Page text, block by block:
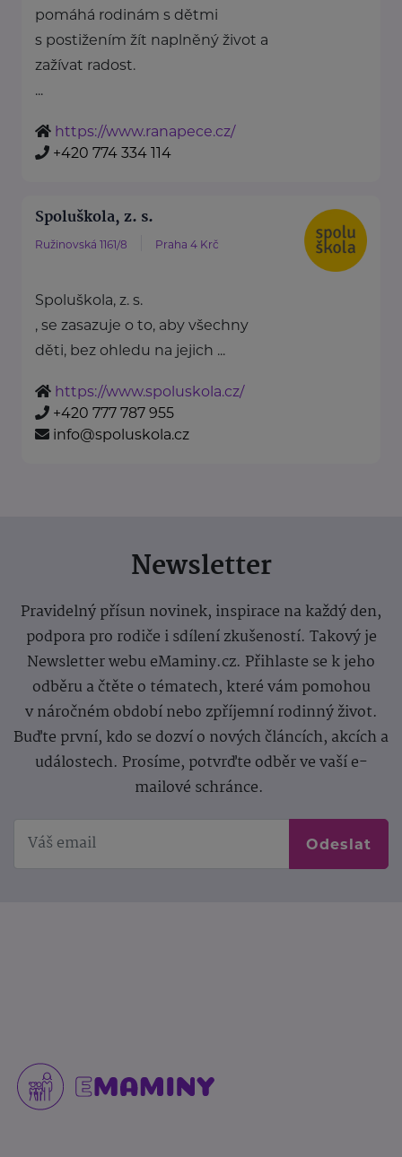
pomáhá rodinám s dětmi
s postižením žít naplněný život a
zažívat radost.
...
https://www.ranapece.cz/
+420 774 334 114
Spoluškola, z. s.
Ružinovská 1161/8 Praha 4 Krč
Spoluškola, z. s.
, se zasazuje o to, aby všechny
děti, bez ohledu na jejich ...
https://www.spoluskola.cz/
+420 777 787 955
info@spoluskola.cz
Newsletter
Pravidelný přísun novinek, inspirace na každý den,
podpora pro rodiče i sdílení zkušeností. Takový je
Newsletter webu eMaminy.cz. Přihlaste se k jeho
odběru a čtěte o tématech, které vám pomohou
v náročném období nebo zpříjemní rodinný život.
Buďte první, kdo se dozví o nových článcích, akcích a
událostech. Prosíme, potvrďte odběr ve vaší e-
mailové schránce.
Odeslat